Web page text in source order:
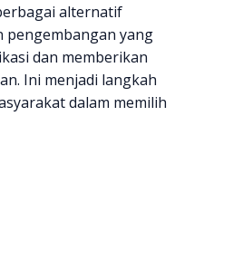
alternatif
pengembangan yang
dan memberikan
Ini menjadi langkah
dalam memilih